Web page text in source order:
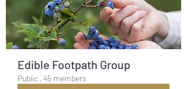
Edible Footpath Group
Public · 45 members